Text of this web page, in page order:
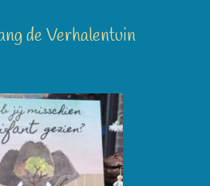
de Verhalentuin